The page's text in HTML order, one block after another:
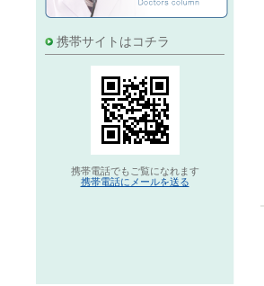
携帯サイトはコチラ
携帯電話でもご覧になれます
携帯電話にメールを送る